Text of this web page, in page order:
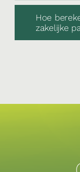
Hoe
zakelijke